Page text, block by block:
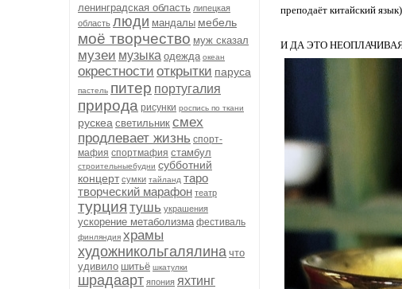
ленинградская область липецкая
область люди мандалы мебель
моё творчество муж сказал
музеи музыка одежда океан
окрестности открытки паруса
пастель питер португалия
природа рисунки роспись по ткани
рускеа светильник смех
продлевает жизнь спорт-
мафия спортмафия стамбул
строительныебудни субботний
концерт сумки тайланд таро
творческий марафон театр
турция тушь украшения
ускорение метаболизма фестиваль
финляндия храмы
художникольгалялина что
удивило шитьё шкатулки
шрадаарт япония яхтинг
преподаёт китайский
И ДА ЭТО